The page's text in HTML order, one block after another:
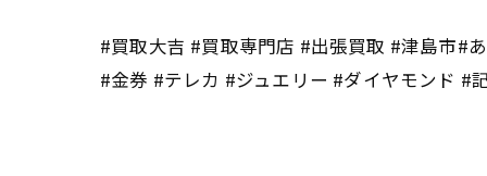
#買取大吉 #買取専門店 #出張買取 #津島市#
#金券 #テレカ #ジュエリー #ダイヤモンド #